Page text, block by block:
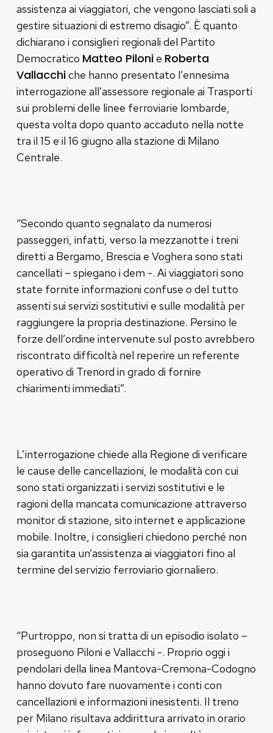
assistenza ai viaggiatori, che vengono lasciati soli a
gestire situazioni di estremo disagio”. È quanto
dichiarano i consiglieri regionali del Partito
Democratico Matteo Pilonie Roberta
Vallacchiche hanno presentato l’ennesima
interrogazione all’assessore regionale ai Trasporti
sui problemi delle linee ferroviarie lombarde,
questa volta dopo quanto accaduto nella notte
tra il 15 e il 16 giugno alla stazione di Milano
Centrale.
“Secondo quanto segnalato da numerosi
passeggeri, infatti, verso la mezzanotte i treni
diretti a Bergamo, Brescia e Voghera sono stati
cancellati – spiegano i dem -. Ai viaggiatori sono
state fornite informazioni confuse o del tutto
assenti sui servizi sostitutivi e sulle modalità per
raggiungere la propria destinazione. Persino le
forze dell’ordine intervenute sul posto avrebbero
riscontrato difficoltà nel reperire un referente
operativo di Trenord in grado di fornire
chiarimenti immediati”.
L’interrogazione chiede alla Regione di verificare
le cause delle cancellazioni, le modalità con cui
sono stati organizzati i servizi sostitutivi e le
ragioni della mancata comunicazione attraverso
monitor di stazione, sito internet e applicazione
mobile. Inoltre, i consiglieri chiedono perché non
sia garantita un’assistenza ai viaggiatori fino al
termine del servizio ferroviario giornaliero.
“Purtroppo, non si tratta di un episodio isolato –
proseguono Piloni e Vallacchi -. Proprio oggi i
pendolari della linea Mantova-Cremona-Codogno
hanno dovuto fare nuovamente i conti con
cancellazioni e informazioni inesistenti. Il treno
per Milano risultava addirittura arrivato in orario